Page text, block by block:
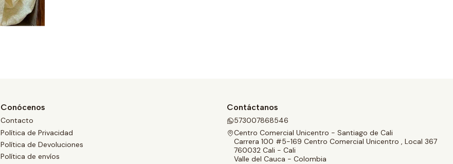
Conócenos
Contacto
Política de Privacidad
Política de Devoluciones
Política de envíos
Contáctanos
573007868546
Centro Comercial Unicentro - Santiago de Cali
Carrera 100 #5-169 Centro Comercial Unicentro , Local 367
760032 Cali - Cali
Valle del Cauca - Colombia